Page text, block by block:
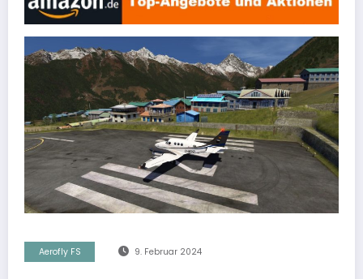
Aerofly FS 9. Februar 2024